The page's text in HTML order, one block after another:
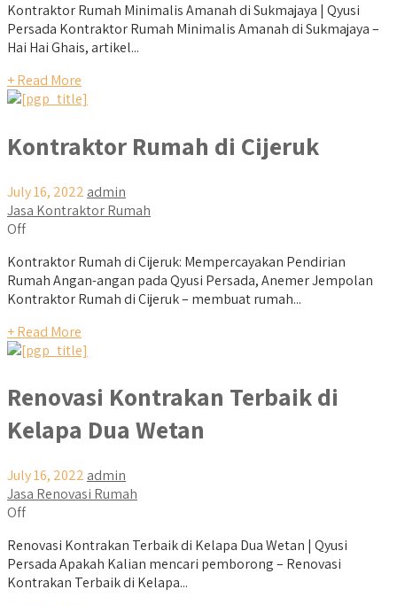
Kontraktor Rumah Minimalis Amanah di Sukmajaya | Qyusi
Persada Kontraktor Rumah Minimalis Amanah di Sukmajaya –
Hai Hai Ghais, artikel...
+ Read More
Kontraktor Rumah di Cijeruk
July 16, 2022 admin
Jasa Kontraktor Rumah
Off
Kontraktor Rumah di Cijeruk: Mempercayakan Pendirian
Rumah Angan-angan pada Qyusi Persada, Anemer Jempolan
Kontraktor Rumah di Cijeruk – membuat rumah...
+ Read More
Renovasi Kontrakan Terbaik di
Kelapa Dua Wetan
July 16, 2022 admin
Jasa Renovasi Rumah
Off
Renovasi Kontrakan Terbaik di Kelapa Dua Wetan | Qyusi
Persada Apakah Kalian mencari pemborong – Renovasi
Kontrakan Terbaik di Kelapa...